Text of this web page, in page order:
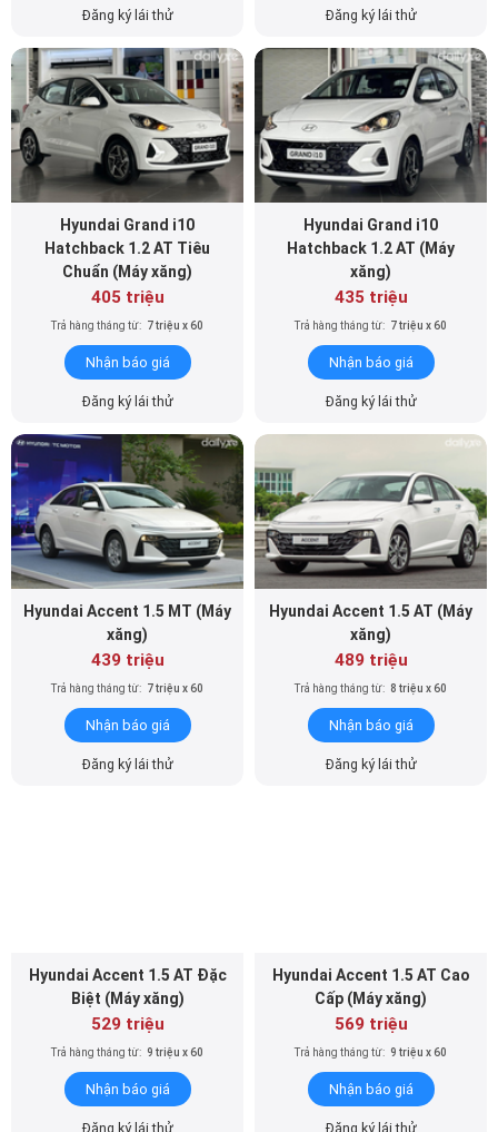
Đăng ký lái thử Đăng ký lái thử
Hyundai Grand i10
Hatchback 1.2 AT Tiêu
Chuẩn (Máy xăng)
405 triệu
Trả hàng tháng từ: 7 triệu x 60
Nhận báo giá
Đăng ký lái thử
Hyundai Grand i10
Hatchback 1.2 AT (Máy
xăng)
435 triệu
Trả hàng tháng từ: 7 triệu x 60
Nhận báo giá
Đăng ký lái thử
Hyundai Accent 1.5 MT (Máy
xăng)
439 triệu
Trả hàng tháng từ: 7 triệu x 60
Nhận báo giá
Đăng ký lái thử
Hyundai Accent 1.5 AT (Máy
xăng)
489 triệu
Trả hàng tháng từ: 8 triệu x 60
Nhận báo giá
Đăng ký lái thử
Hyundai Accent 1.5 AT Đặc
Biệt (Máy xăng)
529 triệu
Trả hàng tháng từ: 9 triệu x 60
Nhận báo giá
Đăng ký lái thử
Hyundai Accent 1.5 AT Cao
Cấp (Máy xăng)
569 triệu
Trả hàng tháng từ: 9 triệu x 60
Nhận báo giá
Đăng ký lái thử